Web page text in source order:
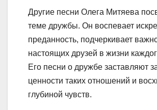
Другие песни Олега Митяева
теме дружбы. Он воспевает
преданность, подчеркивает
настоящих друзей в жизни
Его песни о дружбе заставляют
ценности таких отношений и
глубиной чувств.